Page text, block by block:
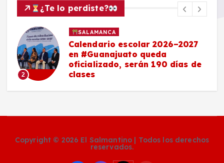
¿Te lo perdiste?
2
SALAMANCA
Calendario escolar 2026–2027
en #Guanajuato queda
oficializado, serán 190 días de
clases
Copyright © 2026 El Salmantino | Todos los derechos
reservados.